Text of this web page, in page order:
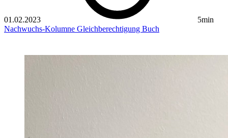
01.02.2023
5min
Nachwuchs-Kolumne Gleichberechtigung Buch